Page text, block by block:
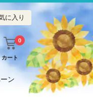
に入り
カート
0
ン